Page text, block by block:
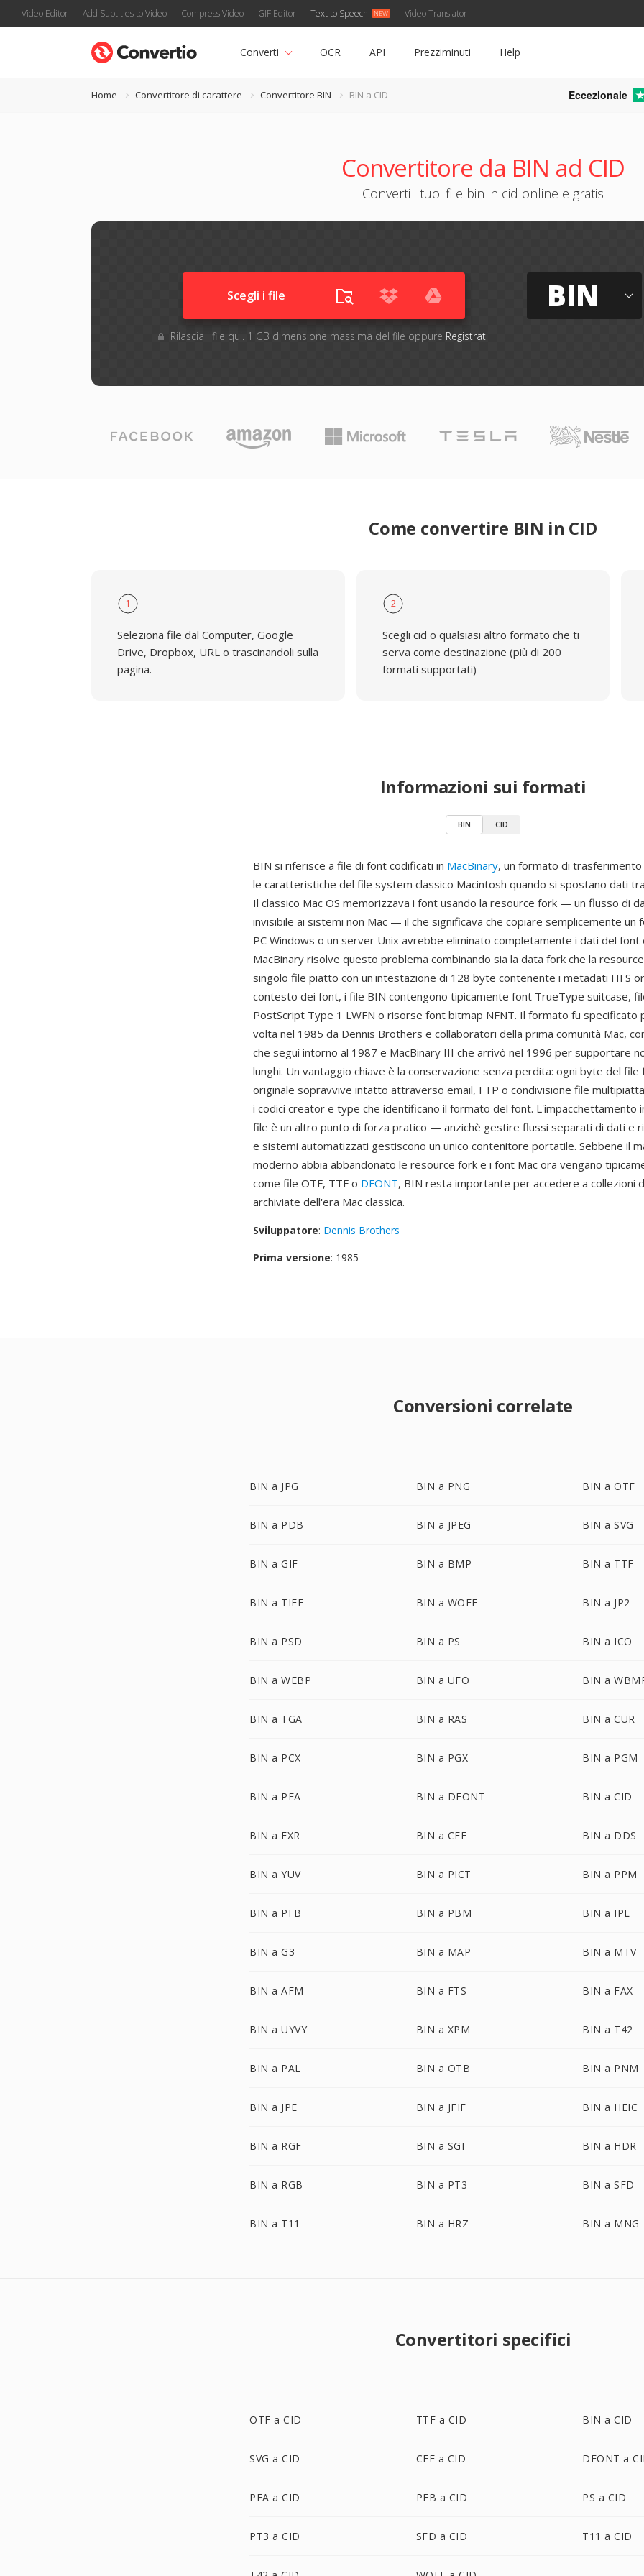
Video Editor Add Subtitles to Video Compress Video GIF Editor Text to Speech Video Translator
Converti OCR API Prezziminuti Help
Home Convertitore di carattere Convertitore BIN BIN a CID Eccezionale
Convertitore da BIN ad CID
Converti i tuoi file bin in cid online e gratis
Scegli i file
Rilascia i file qui. 1 GB dimensione massima del file oppure Registrati
BIN
Come convertire BIN in CID
1
Seleziona file dal Computer, Google
Drive, Dropbox, URL o trascinandoli sulla
pagina.
2
Scegli cid o qualsiasi altro formato che ti
serva come destinazione (più di 200
formati supportati)
Informazioni sui formati
BIN CID
BIN si riferisce a file di font codificati in MacBinary, un formato di
le caratteristiche del file system classico Macintosh quando si spostano dati
Il classico Mac OS memorizzava i font usando la resource fork — un flusso di
invisibile ai sistemi non Mac — il che significava che copiare semplicemente un
PC Windows o un server Unix avrebbe eliminato completamente i dati del
MacBinary risolve questo problema combinando sia la data fork che la
singolo file piatto con un'intestazione di 128 byte contenente i metadati HFS
contesto dei font, i file BIN contengono tipicamente font TrueType suitcase,
PostScript Type 1 LWFN o risorse font bitmap NFNT. Il formato fu specificato
volta nel 1985 da Dennis Brothers e collaboratori della prima comunità Mac,
che seguì intorno al 1987 e MacBinary III che arrivò nel 1996 per supportare
lunghi. Un vantaggio chiave è la conservazione senza perdita: ogni byte del file
originale sopravvive intatto attraverso email, FTP o condivisione file
i codici creator e type che identificano il formato del font. L'impacchettamento
file è un altro punto di forza pratico — anzichè gestire flussi separati di dati e
e sistemi automatizzati gestiscono un unico contenitore portatile. Sebbene il
moderno abbia abbandonato le resource fork e i font Mac ora vengano
come file OTF, TTF o DFONT, BIN resta importante per accedere a collezioni
archiviate dell'era Mac classica.
Sviluppatore: Dennis Brothers
Prima versione: 1985
Conversioni correlate
BIN a JPG BIN a PNG BIN a OTF
BIN a PDB BIN a JPEG BIN a SVG
BIN a GIF BIN a BMP BIN a TTF
BIN a TIFF BIN a WOFF BIN a JP2
BIN a PSD BIN a PS BIN a ICO
BIN a WEBP BIN a UFO BIN a
BIN a TGA BIN a RAS BIN a CUR
BIN a PCX BIN a PGX BIN a PGM
BIN a PFA BIN a DFONT BIN a CID
BIN a EXR BIN a CFF BIN a DDS
BIN a YUV BIN a PICT BIN a PPM
BIN a PFB BIN a PBM BIN a IPL
BIN a G3 BIN a MAP BIN a MTV
BIN a AFM BIN a FTS BIN a FAX
BIN a UYVY BIN a XPM BIN a T42
BIN a PAL BIN a OTB BIN a PNM
BIN a JPE BIN a JFIF BIN a HEIC
BIN a RGF BIN a SGI BIN a HDR
BIN a RGB BIN a PT3 BIN a SFD
BIN a T11 BIN a HRZ BIN a MNG
Convertitori specifici
OTF a CID TTF a CID BIN a CID
SVG a CID CFF a CID DFONT a
PFA a CID PFB a CID PS a CID
PT3 a CID SFD a CID T11 a CID